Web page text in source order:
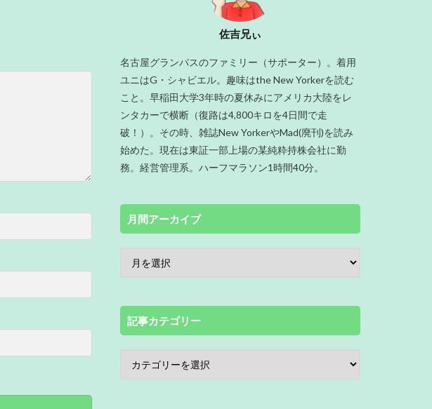
佐吉兄ぃ
名古屋グランパスのファミリー（サポーター）。着用
ユニはG・シャビエル。趣味はthe New Yorkerを読む
こと。早稲田大学3年時の夏休みにアメリカ大陸をレ
ンタカーで横断（復路は4,800キロを4日間で走
破！）。その時、雑誌New YorkerやMad(廃刊)を読み
始めた。現在は東証一部上場の某純粋持株会社に勤
務。経営管理系。ハーフマラソン1時間40分。
月間アーカイブ
記事カテゴリー